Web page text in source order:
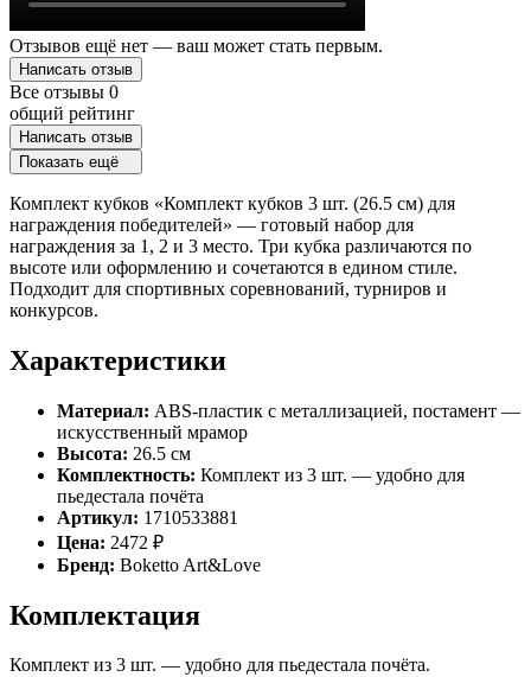
Отзывов ещё нет — ваш может стать первым.
Написать отзыв
Все отзывы 0
общий рейтинг
Написать отзыв
Показать ещё
Комплект кубков «Комплект кубков 3 шт. (26.5 см) для
награждения победителей» — готовый набор для
награждения за 1, 2 и 3 место. Три кубка различаются по
высоте или оформлению и сочетаются в едином стиле.
Подходит для спортивных соревнований, турниров и
конкурсов.
Характеристики
Материал: ABS-пластик с металлизацией, постамент —
искусственный мрамор
Высота: 26.5 см
Комплектность: Комплект из 3 шт. — удобно для
пьедестала почёта
Артикул: 1710533881
Цена: 2472 ₽
Бренд: Boketto Art&Love
Комплектация
Комплект из 3 шт. — удобно для пьедестала почёта.